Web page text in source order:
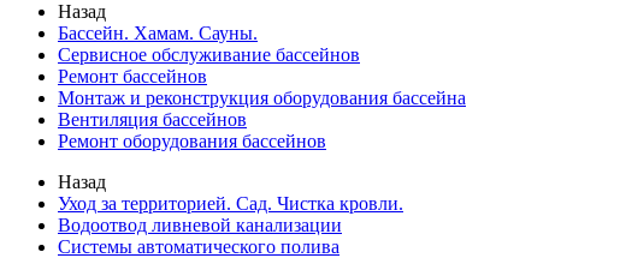
Назад
Бассейн. Хамам. Сауны.
Сервисное обслуживание бассейнов
Ремонт бассейнов
Монтаж и реконструкция оборудования бассейна
Вентиляция бассейнов
Ремонт оборудования бассейнов
Назад
Уход за территорией. Сад. Чистка кровли.
Водоотвод ливневой канализации
Системы автоматического полива